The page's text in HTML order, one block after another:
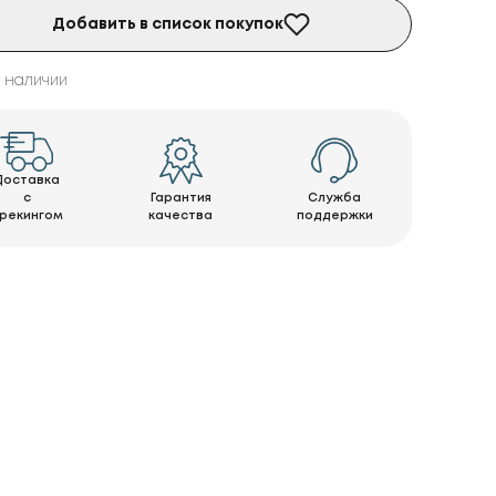
Добавить в список покупок
наличии
с
Гарантия
качества
Служба
поддержки